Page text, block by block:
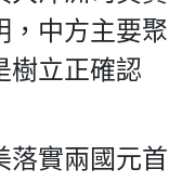
，中方主要聚
樹立正確認
落實兩國元首